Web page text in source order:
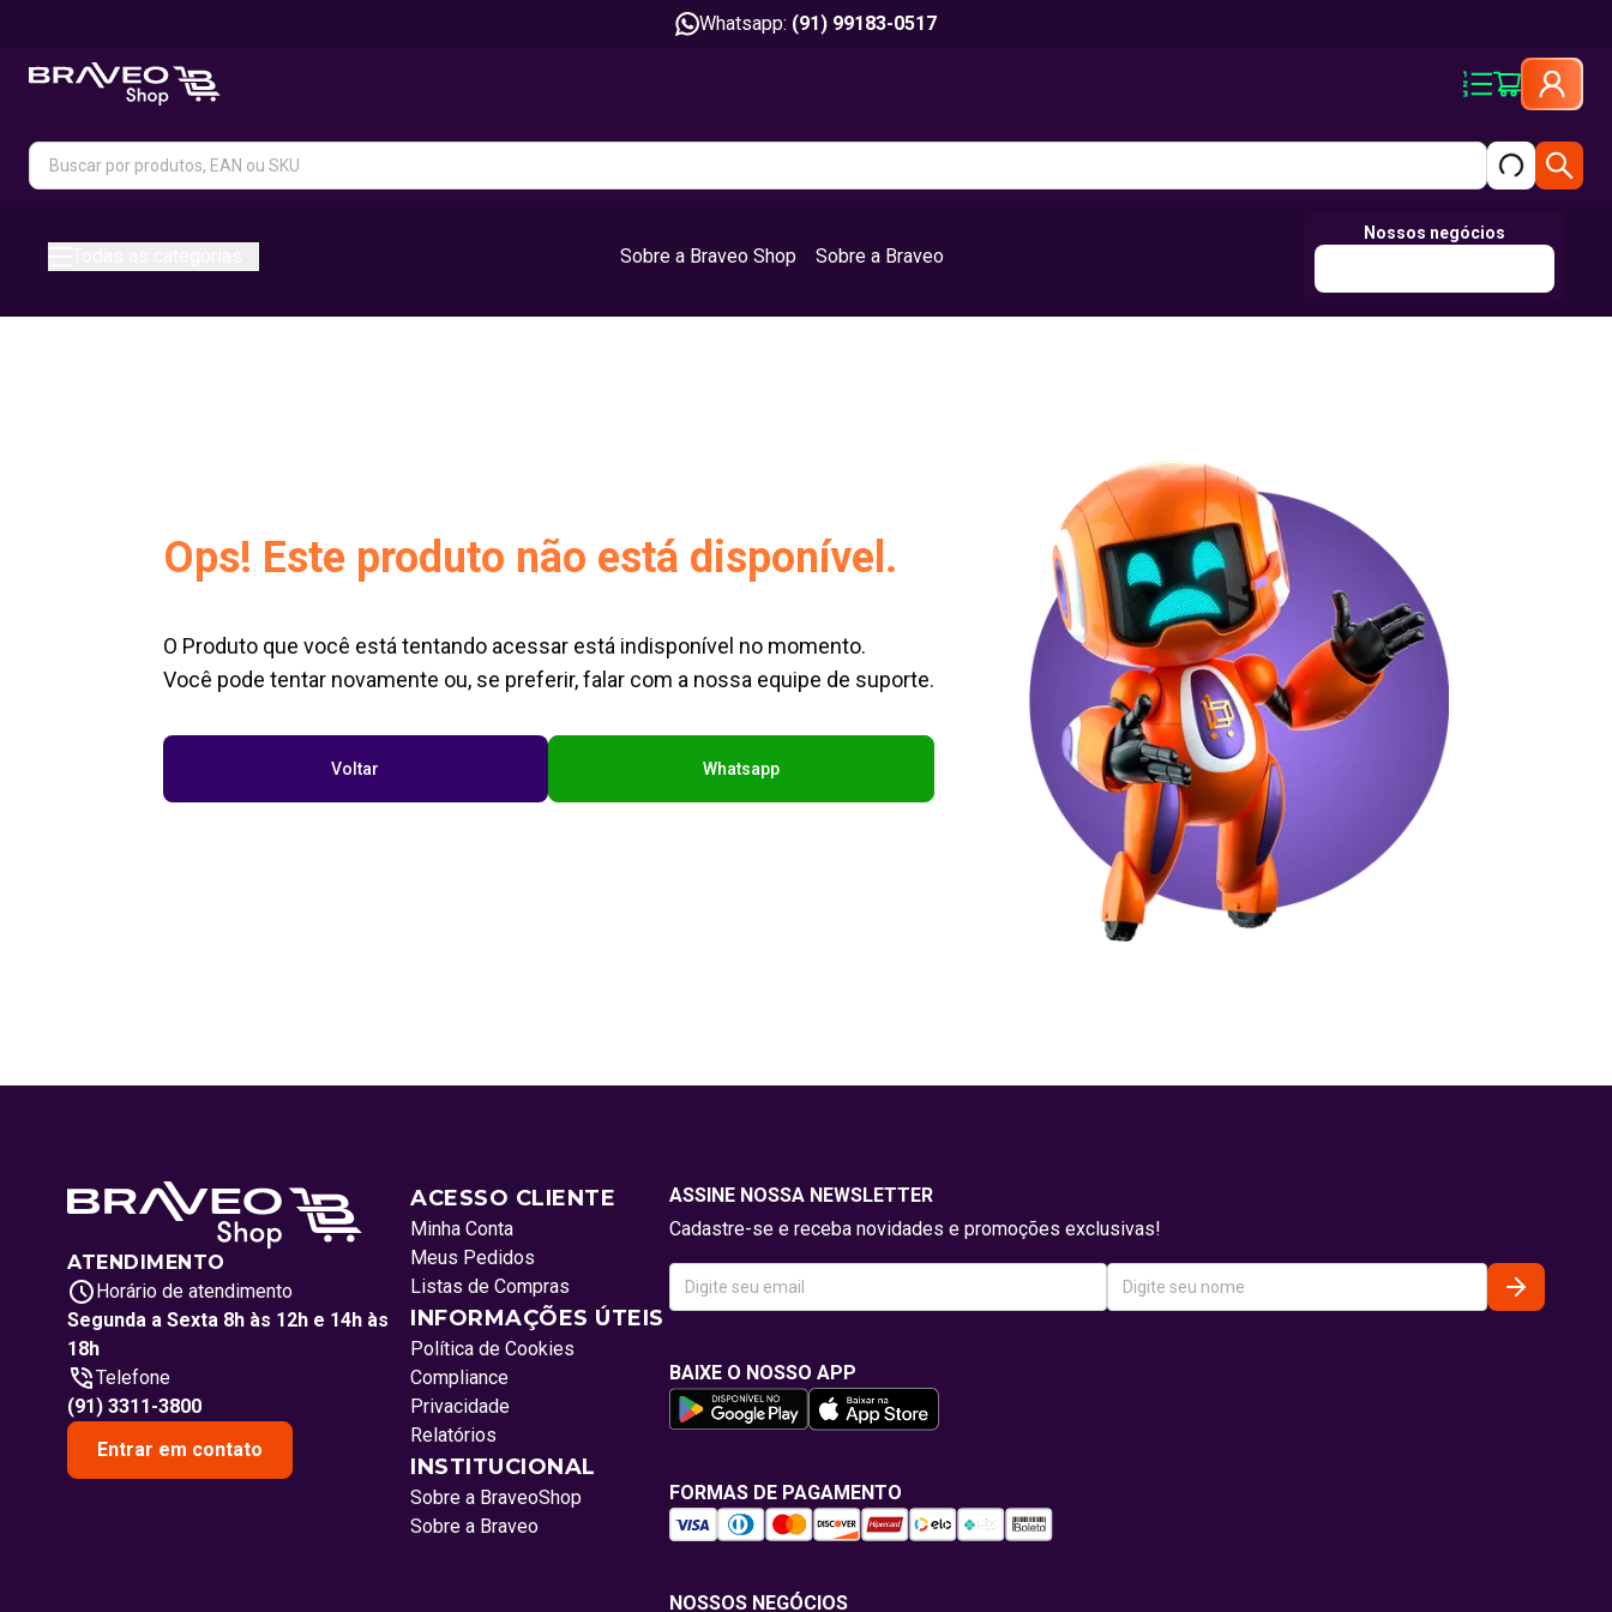
Whatsapp: (91) 99183-0517
Sobre a Braveo Shop Sobre a Braveo
Nossos negócios
Ops! Este produto não está disponível.
O Produto que você está tentando acessar está indisponível no momento.
Você pode tentar novamente ou, se preferir, falar com a nossa equipe de suporte.
Voltar Whatsapp
ATENDIMENTO
Horário de atendimento
Segunda a Sexta 8h às 12h e 14h às
18h
Telefone
(91) 3311-3800
Entrar em contato
ACESSO CLIENTE
Minha Conta
Meus Pedidos
Listas de Compras
INFORMAÇÕES ÚTEIS
Política de Cookies
Compliance
Privacidade
Relatórios
INSTITUCIONAL
Sobre a BraveoShop
Sobre a Braveo
ASSINE NOSSA NEWSLETTER
Cadastre-se e receba novidades e promoções exclusivas!
BAIXE O NOSSO APP
FORMAS DE PAGAMENTO
NOSSOS NEGÓCIOS